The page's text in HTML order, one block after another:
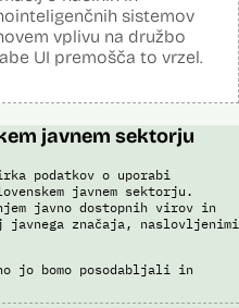
sistemov
vplivu na družbo
UI premošča to vrzel.
javnem sektorju
podatkov o uporabi
javnem sektorju.
javno dostopnih virov in
javnega značaja, naslovljenimi
jo bomo posodabljali in